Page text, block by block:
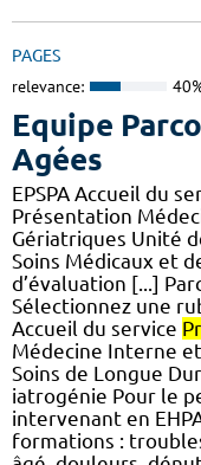
PAGES
relevance:
Equipe
Agées
EPSPA Accueil du
Présentation
Gériatriques Unité
Soins Médicaux et
d’évaluation [...]
Sélectionnez une
Accueil du service
Médecine Interne
Soins de Longue
iatrogénie Pour le
intervenant en
formations :